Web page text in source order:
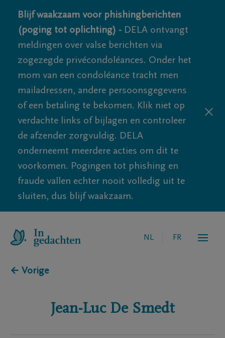
Blijf waakzaam voor phishingberichten
(poging tot oplichting) - DELA ontvangt
meldingen over valse berichten via
zogezegde privécondoléances. Onder het
mom van een condoléance tracht men
mailadressen, andere persoonsgegevens
of een betaling te bekomen. Klik niet op
verdachte links of bijlagen en controleer
de afzender zorgvuldig. DELA
onderneemt meerdere acties om dit te
voorkomen. Pogingen tot phishing en
fraude vallen echter nooit volledig uit te
sluiten, dus blijf waakzaam.
NL FR
← Vorige
Jean-Luc De Smedt